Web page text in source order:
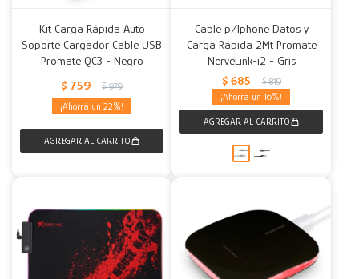
Kit Carga Rápida Auto
Soporte Cargador Cable USB
Promate QC3 - Negro
$ 759 $ 979
22
Cable p/Iphone Datos y
Carga Rápida 2Mt Promate
NerveLink-i2 - Gris
$ 685 $ 819
16